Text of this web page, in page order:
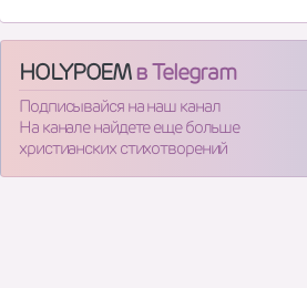
HOLYPOEMв Telegram
Подписывайся на наш канал
На канале найдете еще больше
христианских стихотворений